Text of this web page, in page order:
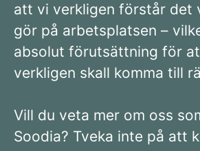
att vi verkligen förstår det
gör på arbetsplatsen –
absolut förutsättning för
verkligen skall komma till
Vill du veta mer om oss
Soodia? Tveka inte på att